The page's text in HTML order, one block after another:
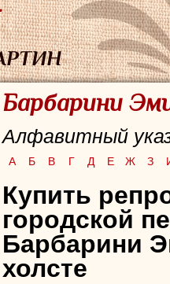
Барбарини
Алфавитный
А Б В Г Д Е Ж З
Купить
городской
Барбарини
холсте